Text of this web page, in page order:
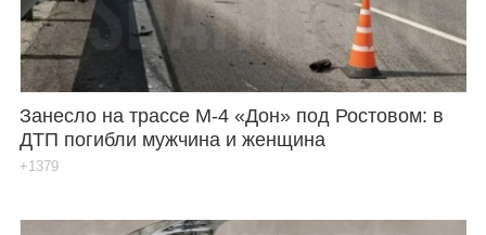
Занесло на трассе М-4 «Дон» под Ростовом: в
ДТП погибли мужчина и женщина
+1379